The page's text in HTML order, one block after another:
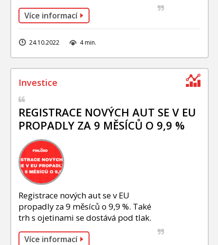
Více informací
24.10.2022 4 min.
REGISTRACE NOVÝCH AUT SE V EU
PROPADLY ZA 9 MĚSÍCŮ O 9,9 %
Registrace nových aut se v EU
propadly za 9 měsíců o 9,9 %. Také
trh s ojetinami se dostává pod tlak.
Více informací